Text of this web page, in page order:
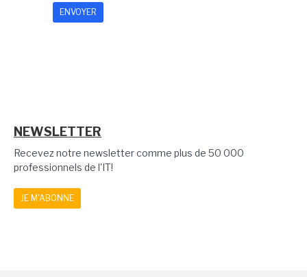
NEWSLETTER
Recevez notre newsletter comme plus de 50 000
professionnels de l'IT!
JE M'ABONNE